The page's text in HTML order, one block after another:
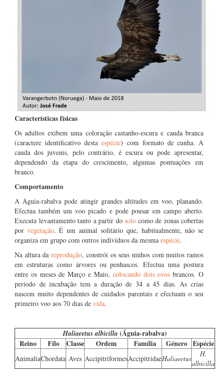
Características físicas
Os adultos exibem uma coloração castanho-escura e cauda branca
(caractere identificativo desta espécie) com formato de cunha. A
cauda dos juvenis, pelo contrário, é escura ou pode apresentar,
dependendo da etapa do crescimento, algumas pontuações em
branco.
Comportamento
A Águia-rabalva pode atingir grandes altitudes em voo, planando.
Efectua também um voo picado e pode pousar em campo aberto.
Executa levantamento tanto a partir do solo como de zonas cobertas
por vegetação. É um animal solitário que, habitualmente, não se
organiza em grupo com outros indivíduos da mesma espécie.
Na altura dareprodução, constrói os seus ninhos com muitos ramos
em estruturas como árvores ou penhascos. Efectua uma postura
entre os meses de Março e Maio, colocando dois ovos brancos. O
período de incubação tem a duração de 34 a 45 dias. As crias
nascem muito dependentes de cuidados parentais e efectuam o seu
primeiro voo aos 70 dias de vida.
Haliaeetus albicilla (Águia-rabalva)
Reino
Filo Classe Ordem Família Género Espécie
AnimaliaChordata Aves AccipitriformesAccipitridaeHaliaeetus
H.
albicilla